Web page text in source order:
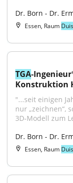
Dr. Born - Dr.
Essen, Raum
TGA
Konstruktion
"...seit einigen
nur „zeichnen“,
3D‑Modell zum
Dr. Born - Dr.
Essen, Raum